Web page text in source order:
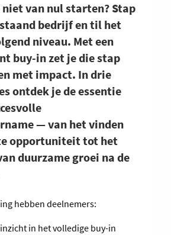
van nul starten? Stap
bedrijf en til het
niveau. Met een
buy-in zet je die stap
met impact. In drie
ontdek je de essentie
— van het vinden
opportuniteit tot het
duurzame groei na de
hebben deelnemers:
in het volledige buy-in